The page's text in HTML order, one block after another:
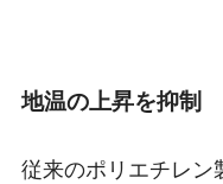
地温の上昇を抑制
従来のポリエチレン